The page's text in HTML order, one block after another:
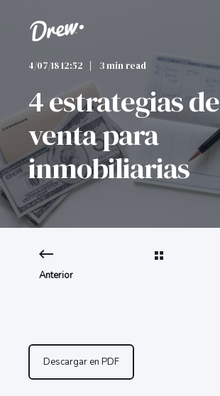
4/07/18 12:52 3 min read
4 estrategias de
venta para
inmobiliarias
Anterior
Descargar en PDF